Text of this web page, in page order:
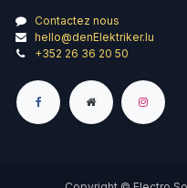
Contactez nous
hello@denElektriker.lu
+352 26 36 20 50